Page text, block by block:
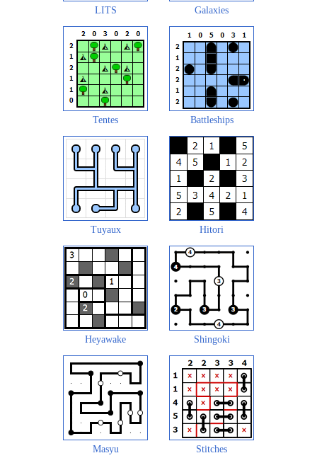
LITS Galaxies
Tentes Battleships
Tuyaux Hitori
Heyawake Shingoki
Masyu Stitches